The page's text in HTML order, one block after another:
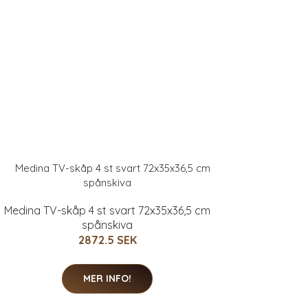
Medina TV-skåp 4 st svart 72x35x36,5 cm
spånskiva
2872.5 SEK
MER INFO!